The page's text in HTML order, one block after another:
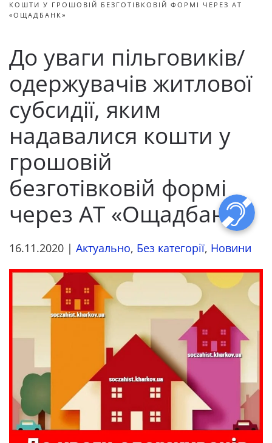
КОШТИ У ГРОШОВІЙ БЕЗГОТІВКОВІЙ ФОРМІ ЧЕРЕЗ АТ
«ОЩАДБАНК»
До уваги пільговиків/
одержувачів житлової
субсидії, яким
надавалися кошти у
грошовій
безготівковій формі
через АТ «Ощадбанк»
16.11.2020 | Актуально, Без категорії, Новини